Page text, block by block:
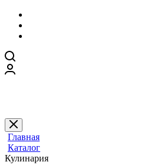
Главная
Каталог
Кулинария